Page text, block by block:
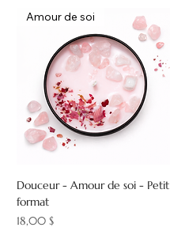
Amour de soi
Douceur - Amour de soi - Petit
format
Prix
18,00 $